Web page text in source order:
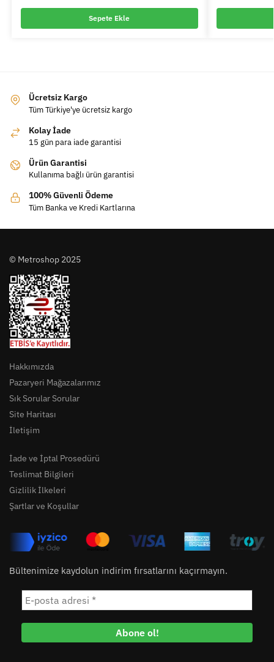
Sepete Ekle
Ücretsiz Kargo
Tüm Türkiye'ye ücretsiz kargo
Kolay İade
15 gün para iade garantisi
Ürün Garantisi
Kullanıma bağlı ürün garantisi
100% Güvenli Ödeme
Tüm Banka ve Kredi Kartlarına
© Metroshop 2025
Hakkımızda
Pazaryeri Mağazalarımız
Sık Sorular Sorular
Site Haritası
İletişim
İade ve İptal Prosedürü
Teslimat Bilgileri
Gizlilik İlkeleri
Şartlar ve Koşullar
Bültenimize kaydolun indirim fırsatlarını kaçırmayın.